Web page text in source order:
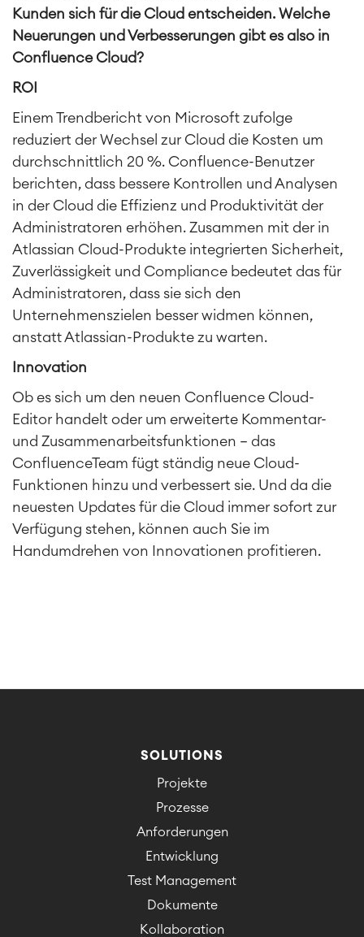
SOLUTIONS
Work Management
Projektmanagement
Zeiterfassung, Planung und
Überstunden
Geschäftsprozesse
LMS / eLearning
ERP Solutions
Reports und Dashboards
DevOps
Requirements Management
Agile Development
Technische Dokumentation
Zusammenarbeit
Enterprise Wiki
PRODUKTE
SERVICES
Kunden sich für die Cloud entscheiden. Welche
Neuerungen und Verbesserungen gibt es also in
Confluence Cloud?
ROI
Einem Trendbericht von Microsoft zufolge
reduziert der Wechsel zur Cloud die Kosten um
durchschnittlich 20 %. Confluence-Benutzer
berichten, dass bessere Kontrollen und Analysen
in der Cloud die Effizienz und Produktivität der
Administratoren erhöhen. Zusammen mit der in
Atlassian Cloud-Produkte integrierten Sicherheit,
Zuverlässigkeit und Compliance bedeutet das für
Administratoren, dass sie sich den
Unternehmenszielen besser widmen können,
anstatt Atlassian-Produkte zu warten.
Innovation
Ob es sich um den neuen Confluence Cloud-
Editor handelt oder um erweiterte Kommentar-
und Zusammenarbeitsfunktionen – das
ConfluenceTeam fügt ständig neue Cloud-
Funktionen hinzu und verbessert sie. Und da die
neuesten Updates für die Cloud immer sofort zur
Verfügung stehen, können auch Sie im
Handumdrehen von Innovationen profitieren.
SOLUTIONS
Projekte
Prozesse
Anforderungen
Entwicklung
Test Management
Dokumente
Kollaboration